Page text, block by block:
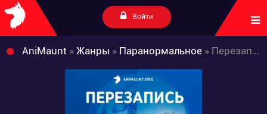
Войти
AniMaunt » Жанры » Паранормальное » Перезапись